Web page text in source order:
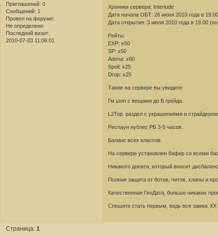
Приглашений: 0
Сообщений: 1
Провел на форуме:
Не определено
Последний визит:
2010-07-03 11:06:01
Хроники сервера: Interlude
Дата начала ОБТ: 26 июня 2010 года в
Дата открытия: 3 июля 2010 года в 19.00
Рейты:
EXP: x50
SP: x50
Adena: x60
Spoil: x25
Drop: x25
Также на сервере вы увидите:
Гм шоп с вещами до Б грейда.
L2Top раздел с украшениями и
Респаун нублес РБ 3-5 часов.
Баланс всех классов.
На сервере установлен бафер со всеми
Никакого доната, который вносит
Полная защита от ботов, читов, хлапы и
Качественная ГеоДата, больше никаких
Спешите стать первым, ведь все замки, КХ
Страница:1